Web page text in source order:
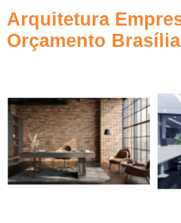
Arquitetura
Orçamento Brasília